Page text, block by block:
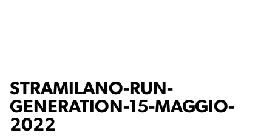
STRAMILANO-RUN-
GENERATION-15-MAGGIO-
2022